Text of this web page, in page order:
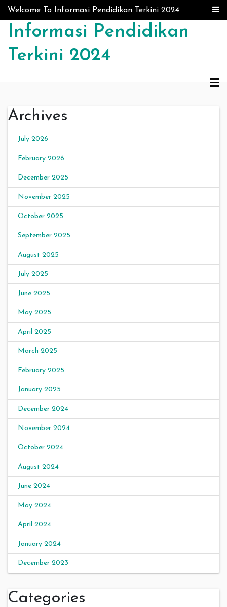
Skip to content
Welcome To Informasi Pendidikan Terkini 2024
Informasi Pendidikan
Terkini 2024
Archives
July 2026
February 2026
December 2025
November 2025
October 2025
September 2025
August 2025
July 2025
June 2025
May 2025
April 2025
March 2025
February 2025
January 2025
December 2024
November 2024
October 2024
August 2024
June 2024
May 2024
April 2024
January 2024
December 2023
Categories